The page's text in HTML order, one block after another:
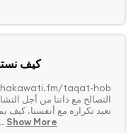
كيف
التصالح مع ذاتنا من أجل
نعيد تكراره مع أنفسنا. كيف
نقوم يومياً Show More